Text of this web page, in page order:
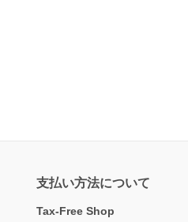
支払い方法について
Tax-Free Shop